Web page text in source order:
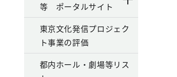
等 ポータルサイト
東京文化発信プロジェク
ト事業の評価
都内ホール・劇場等リス